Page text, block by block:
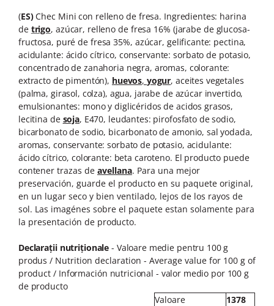
Faina Profesionala
Fursecuri vrac
Congelate brutarie
Cadouri
Pachete Cadou
Cozonac Wine Collection
Vinuri Casa Isarescu
Accesorii Boromir
Dulciurile Feleacul
Glucoza
Halva
Nuga
Rahat
(ES) Chec Mini con relleno de fresa. Ingredientes: harina
de trigo, azúcar, relleno de fresa 16% (jarabe de glucosa-
fructosa, puré de fresa 35%, azúcar, gelificante: pectina,
acidulante: ácido cítrico, conservante: sorbato de potasio,
concentrado de zanahoria negra, aromas, colorante:
extracto de pimentón), huevos, yogur, aceites vegetales
(palma, girasol, colza), agua, jarabe de azúcar invertido,
emulsionantes: mono y diglicéridos de acidos grasos,
lecitina de soja, E470, leudantes: pirofosfato de sodio,
bicarbonato de sodio, bicarbonato de amonio, sal yodada,
aromas, conservante: sorbato de potasio, acidulante:
ácido cítrico, colorante: beta caroteno. El producto puede
contener trazas de avellana. Para una mejor
preservación, guarde el producto en su paquete original,
en un lugar seco y bien ventilado, lejos de los rayos de
sol. Las imagénes sobre el paquete estan solamente para
la presentación de producto.
Declarații nutriționale- Valoare medie pentru 100 g
produs /Nutrition declaration - Average value for 100 g of
product / Información nutricional - valor medio por 100 g
de producto
Valoare
1378